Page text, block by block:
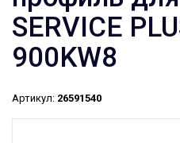
SERVICE
900KW8
Артикул: 26591540